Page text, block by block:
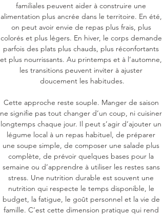
familiales peuvent aider à construire une
alimentation plus ancrée dans le territoire. En été,
on peut avoir envie de repas plus frais, plus
colorés et plus légers. En hiver, le corps demande
parfois des plats plus chauds, plus réconfortants
et plus nourrissants. Au printemps et à l’automne,
les transitions peuvent inviter à ajuster
doucement les habitudes.
Cette approche reste souple. Manger de saison
ne signifie pas tout changer d’un coup, ni cuisiner
longtemps chaque jour. Il peut s’agir d’ajouter un
légume local à un repas habituel, de préparer
une soupe simple, de composer une salade plus
complète, de prévoir quelques bases pour la
semaine ou d’apprendre à utiliser les restes sans
stress. Une nutrition durable est souvent une
nutrition qui respecte le temps disponible, le
budget, la fatigue, le goût personnel et la vie de
famille. C’est cette dimension pratique qui rend